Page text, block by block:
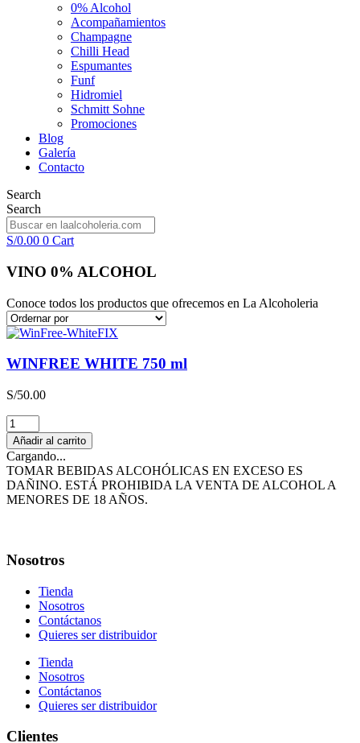
0% Alcohol
Acompañamientos
Champagne
Chilli Head
Espumantes
Funf
Hidromiel
Schmitt Sohne
Promociones
Blog
Galería
Contacto
Search
Search
S/0.00 0 Cart
VINO 0% ALCOHOL
Conoce todos los productos que ofrecemos en La Alcoholeria
WINFREE WHITE 750 ml
S/50.00
WINFREE
WHITE
750
ml
cantidad
Añadir al carrito
Cargando...
TOMAR BEBIDAS ALCOHÓLICAS EN EXCESO ES
DAÑINO. ESTÁ PROHIBIDA LA VENTA DE ALCOHOL A
MENORES DE 18 AÑOS.
Nosotros
Tienda
Nosotros
Contáctanos
Quieres ser distribuidor
Tienda
Nosotros
Contáctanos
Quieres ser distribuidor
Clientes